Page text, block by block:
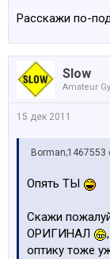
Расскажи по-
Slow
Amateur
15 дек 2011
Borman;1467553
Опять ТЫ
Скажи
ОРИГИНАЛ
оптику тоже